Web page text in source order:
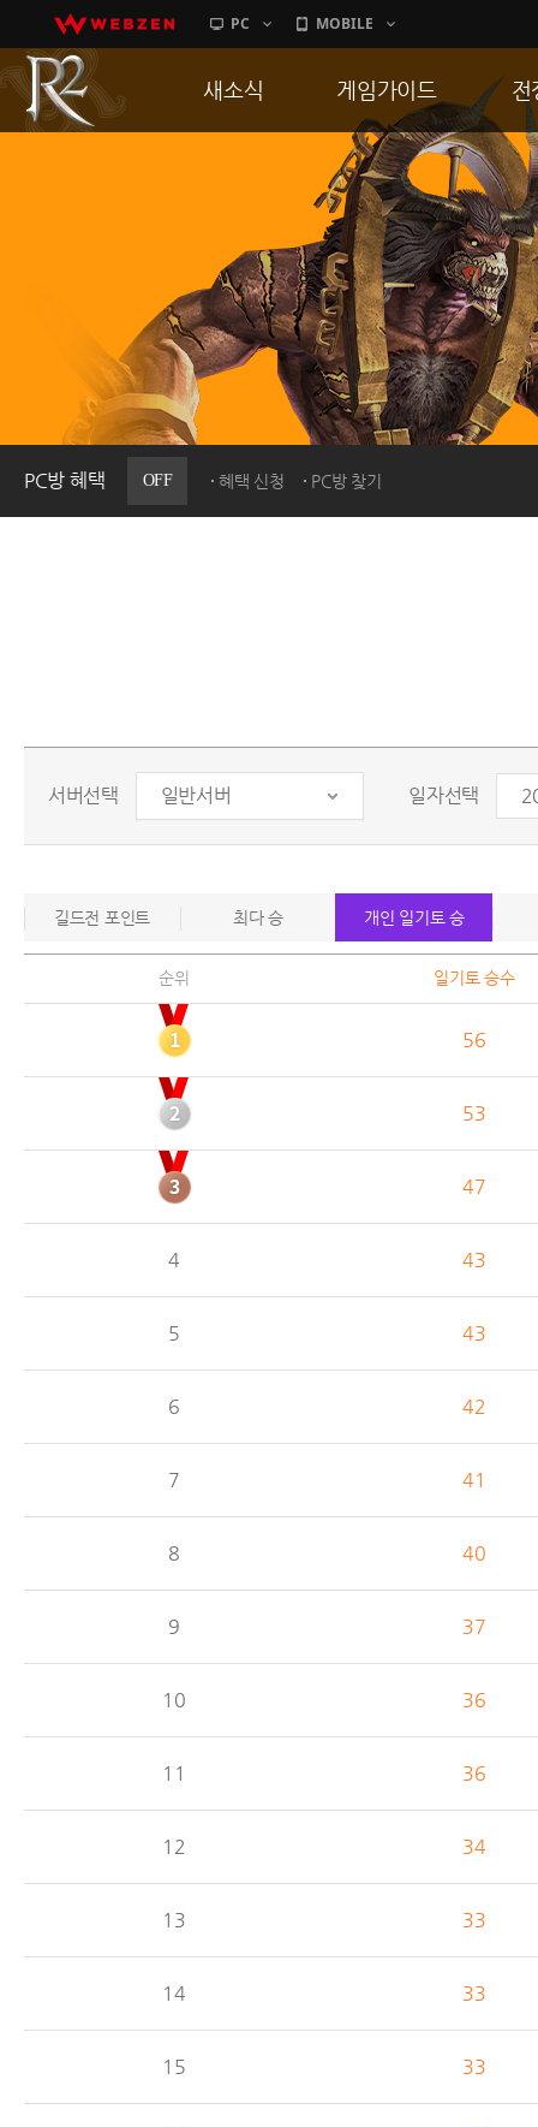
PC MOBILE
PC방 혜택 OFF 혜택 신청 PC방 찾기
새소식
이벤트
히스토리
PC방으로간다
게임가이드
게임 특징
서버가이드
신병훈련소
세부가이드
통합보급센터
전
통
공
서버선택 일반서버 일자선택
길드전 포인트 최다 승 개인 일기토 승
순위 일기토 승수
56
53
47
4 43
5 43
6 42
7 41
8 40
9 37
10 36
11 36
12 34
13 33
14 33
15 33